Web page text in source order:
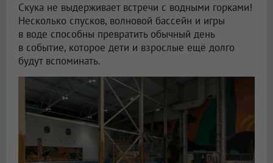
Скука не выдерживает встречи с водными горками!
Несколько спусков, волновой бассейн и игры
в воде способны превратить обычный день
в событие, которое дети и взрослые ещё долго
будут вспоминать.